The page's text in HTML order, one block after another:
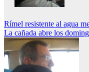
Navegación
de
entradas
Rímel resistente al agua
La cañada abre los